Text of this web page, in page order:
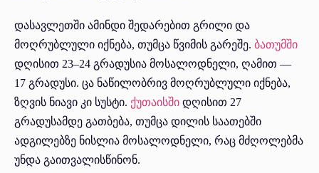
დასავლეთში ამინდი შედარებით გრილი და
მოღრუბლული იქნება, თუმცა წვიმის გარეშე. ბათუმში
დღისით 23–24 გრადუსია მოსალოდნელი, ღამით —
17 გრადუსი. ცა ნაწილობრივ მოღრუბლული იქნება,
ზღვის ნიავი კი სუსტი. ქუთაისში დღისით 27
გრადუსამდე გათბება, თუმცა დილის საათებში
ადგილებზე ნისლია მოსალოდნელი, რაც მძღოლებმა
უნდა გაითვალისწინონ.